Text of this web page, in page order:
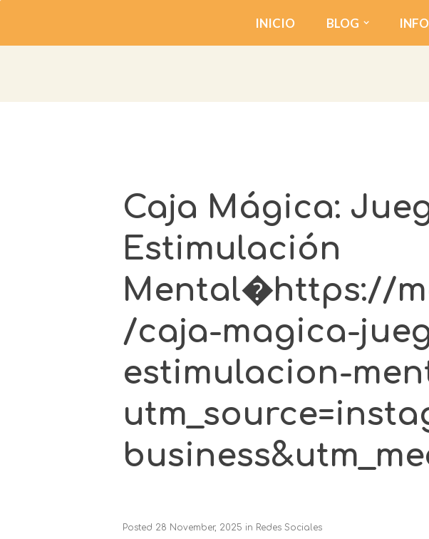
INICIO BLOG INFO
Caja Mágica:
Estimulación
Mental�https://
/caja-magica-
estimulacion-
Posted 28 November, 2025 in Redes Sociales